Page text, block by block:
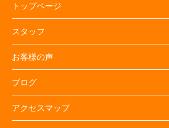
トップページ
スタッフ
お客様の声
ブログ
アクセスマップ